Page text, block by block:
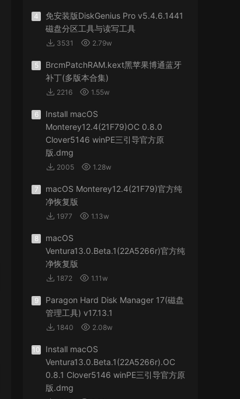
4
免安装版DiskGenius Pro v5.4.6.1441
磁盘分区工具与读写工具
3531 2.79w
5
BrcmPatchRAM.kext黑苹果博通蓝牙
补丁(多版本合集)
2216 1.55w
6
Install macOS
Monterey12.4(21F79)OC 0.8.0
Clover5146 winPE三引导官方原
版.dmg
2005 1.28w
7
macOS Monterey12.4(21F79)官方纯
净恢复版
1977 1.13w
8
macOS
Ventura13.0.Beta.1(22A5266r)官方纯
净恢复版
1872 1.11w
9
Paragon Hard Disk Manager 17(磁盘
管理工具) v17.13.1
1840 2.08w
10
Install macOS
Ventura13.0.Beta.1(22A5266r).OC
0.8.1 Clover5146 winPE三引导官方原
版.dmg